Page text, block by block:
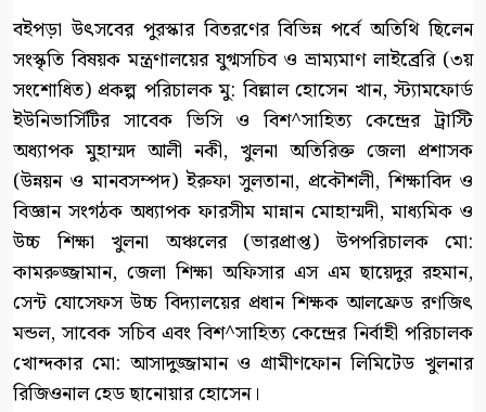
বইপড়া উৎসবের পুরস্কার বিতরণের বিভিন্ন পর্বে অতিথি ছিলেন
সংস্কৃতি বিষয়ক মন্ত্রণালয়ের যুগ্মসচিব ও ভ্রাম্যমাণ লাইব্রেরি (৩য়
সংশোধিত) প্রকল্প পরিচালক মু: বিল্লাল হোসেন খান, স্ট্যামফোর্ড
ইউনিভার্সিটির সাবেক ভিসি ও বিশ^সাহিত্য কেন্দ্রের ট্রাস্টি
অধ্যাপক মুহাম্মদ আলী নকী, খুলনা অতিরিক্ত জেলা প্রশাসক
(উন্নয়ন ও মানবসম্পদ) ইরুফা সুলতানা, প্রকৌশলী, শিক্ষাবিদ ও
বিজ্ঞান সংগঠক অধ্যাপক ফারসীম মান্নান মোহাম্মদী, মাধ্যমিক ও
উচ্চ শিক্ষা খুলনা অঞ্চলের (ভারপ্রাপ্ত) উপপরিচালক মো:
কামরুজ্জামান, জেলা শিক্ষা অফিসার এস এম ছায়েদুর রহমান,
সেন্ট যোসেফস উচ্চ বিদ্যালয়ের প্রধান শিক্ষক আলফ্রেড রণজিৎ
মন্ডল, সাবেক সচিব এবং বিশ^সাহিত্য কেন্দ্রের নির্বাহী পরিচালক
খোন্দকার মো: আসাদুজ্জামান ও গ্রামীণফোন লিমিটেড খুলনার
রিজিওনাল হেড ছানোয়ার হোসেন।